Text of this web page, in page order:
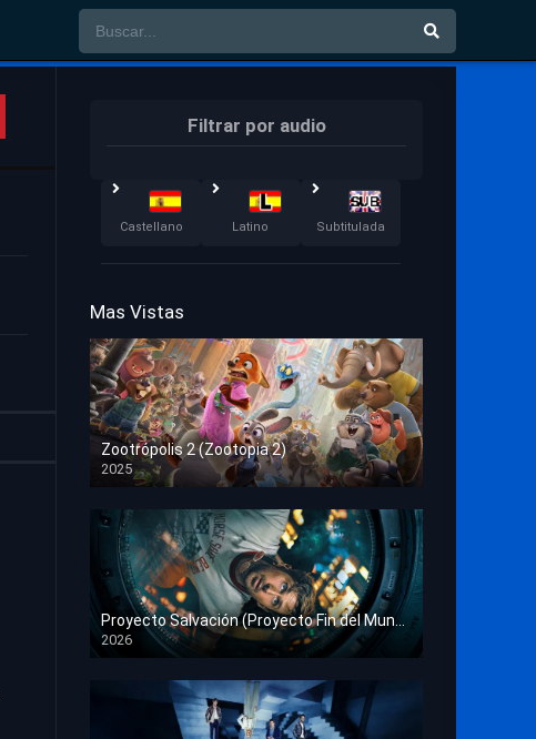
Filtrar por audio
Castellano Latino Subtitulada
Mas Vistas
Zootrópolis 2 (Zootopia 2)
2025
HD 1080p
Proyecto Salvación (Proyecto Fin del Mundo)
2026
HD 1080p